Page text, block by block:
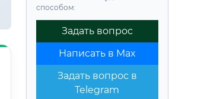
способом:
Задать вопрос
Написать в Max
Задать вопрос в
Telegram